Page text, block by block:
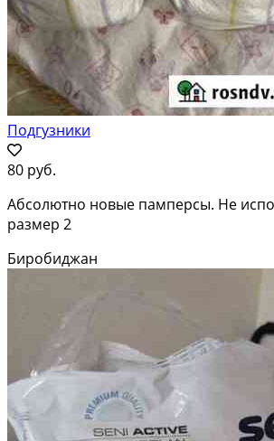
Подгузники
80 руб.
Абсолютно новые памперсы. Не
размер 2
Биробиджан